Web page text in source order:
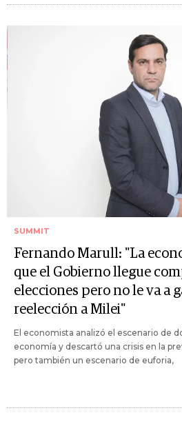
SUMMIT
Fernando Marull: "La
que el Gobierno llegue
elecciones pero no le va a
reelección a Milei"
El economista analizó el escenario de
economía y descartó una crisis en la
pero también un escenario de euforia,